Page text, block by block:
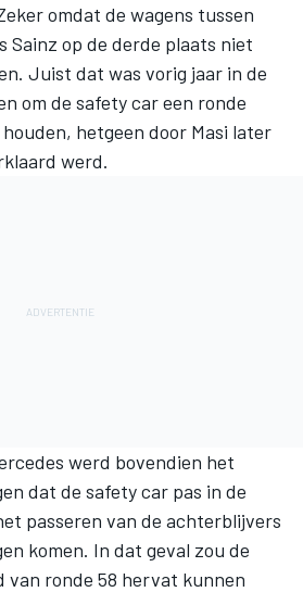
omdat de wagens tussen
Sainz op de derde plaats niet
Juist dat was vorig jaar in de
om de safety car een ronde
hetgeen door Masi later
werd.
werd bovendien het
dat de safety car pas in de
passeren van de achterblijvers
komen. In dat geval zou de
ronde 58 hervat kunnen